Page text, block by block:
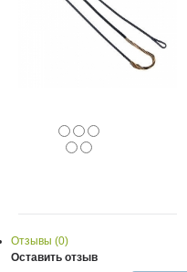
Отзывы (0)
Оставить отзыв